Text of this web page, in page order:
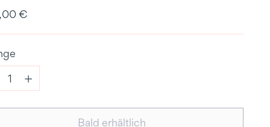
€
Bald erhältlich